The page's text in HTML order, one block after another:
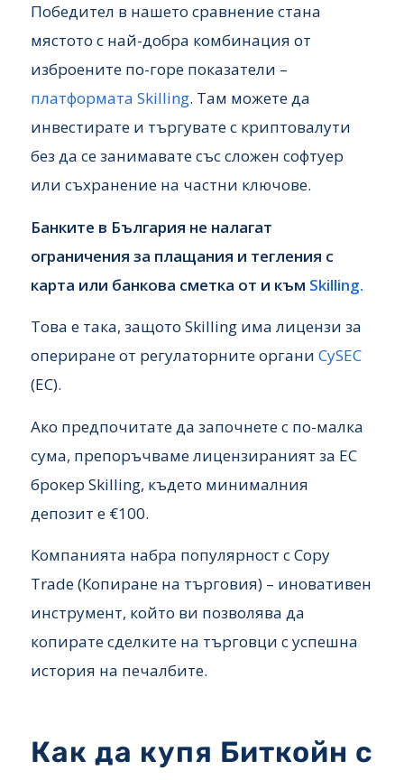
Победител в нашето сравнение стана
мястото с най-добра комбинация от
изброените по-горе показатели –
платформата Skilling. Там можете да
инвестирате и търгувате с криптовалути
без да се занимавате със сложен софтуер
или съхранение на частни ключове.
Банките в България не налагат
ограничения за плащания и тегления с
карта или банкова сметка от и към Skilling.
Това е така, защото Skilling има лицензи за
опериране от регулаторните органи CySEC
(ЕС).
Ако предпочитате да започнете с по-малка
сума, препоръчваме лицензираният за ЕС
брокер Skilling, където минималния
депозит е €100.
Компанията набра популярност с Copy
Trade (Копиране на търговия) – иновативен
инструмент, който ви позволява да
копирате сделките на търговци с успешна
история на печалбите.
Как да купя Биткойн с